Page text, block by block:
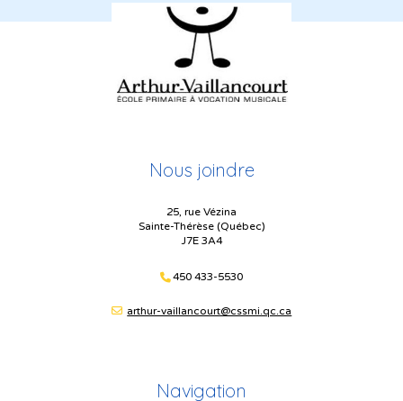
Nous joindre
25, rue Vézina
Sainte-Thérèse (Québec)
J7E 3A4
450 433-5530
arthur-vaillancourt@cssmi.qc.ca
Navigation